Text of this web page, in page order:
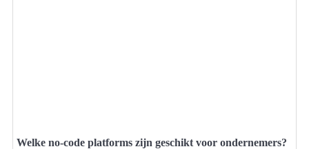
Welke no-code platforms zijn geschikt voor ondernemers?